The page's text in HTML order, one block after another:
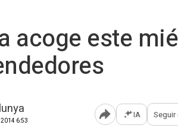
acoge este
6:53 Abrir opciones para
IA Seguir